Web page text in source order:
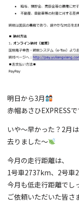
明日から3月
赤帽あさひEXPRESSで
いや〜早かった？2月
去りました〜
今月の走行距離は、
1号車2737km、2号
今月も低走行距離でし
ご依頼いただいた皆さ